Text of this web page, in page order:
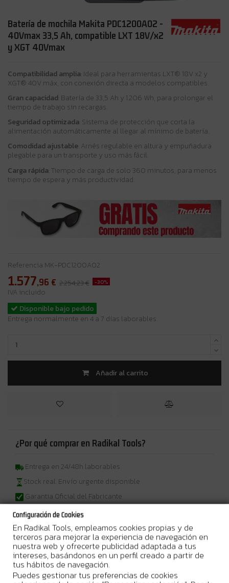
Batería de mochila Makita PDC1200A02 -
40Vmax 33,5 Ah, compatible LXT 18V/x2
y XGT 40Vmax
Compatibilidad amplia : Ideal para herramientas LXT® 18V x2 y
XGT® 40V máx, con conexión directa a modelos compatibles.
Gran capacidad : Batería de 33,5 Ah y 1.206 Wh, para prolongar el
tiempo de trabajo sin recargas.
Seguridad optimizada : Sistema de protección que corta la
alimentación automáticamente al llegar al mínimo de batería.
Comodidad ajustable : Arnés regulable en altura y empuñadura
plegable para un transporte y uso más fácil.
Carga rápida : Tiempo de carga de solo 360 minutos, para menos
tiempo de espera y más productividad.
Referencia MK-PDC1200A02
1.577,96 € 2.254,23 € -30%
IVA incluido
Disponible bajo pedido
Entrega normalmente en 4 a 7 días laborables.
Añadir al carrito
¿Por qué comprar en Radikal Tools?
Entrega en 24/48h laborables
Stock real. Envío urgente disponible
Garantia Oficial del Fabricante
Más Información
18V X2 / 40Vmax • Li–ion • 33,5 Ah • 1 206 WhBatería de mochila
Configuración de Cookies
En Radikal Tools, empleamos cookies propias y de
terceros para mejorar la experiencia de navegación en
nuestra web y ofrecerte publicidad adaptada a tus
intereses, basándonos en un perfil creado a partir de
tus hábitos de navegación.
Puedes gestionar tus preferencias de cookies